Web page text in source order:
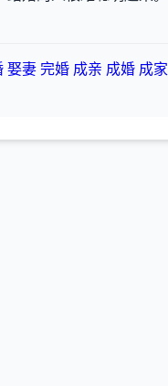
娶妻 完婚 成亲 成婚 成家